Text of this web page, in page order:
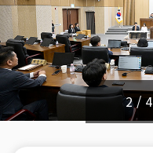
의
원
소
개
의
2/4